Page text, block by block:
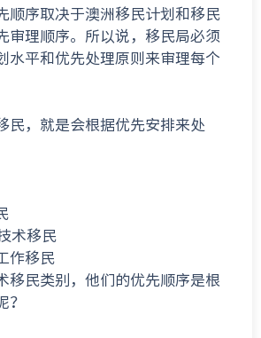
顺序取决于澳洲移民计划和移民
审理顺序。所以说，移民局必须
水平和优先处理原则来审理每个
民，就是会根据优先安排来处
术移民
作移民
移民类别，他们的优先顺序是根
？